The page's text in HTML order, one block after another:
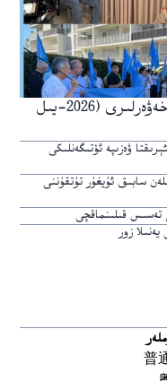
ئەركىن ئاسىيا رادىيوسى ئۇيغۇرچە خەۋەرلىرى (2026-يىل
ۋەزىپە ئۆتىگەنلىكى
سابىق ئۇيغۇر تۇتقۇننى
تەسىس قىلىنماقچى
زور
普